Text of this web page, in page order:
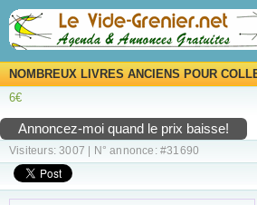
NOMBREUX LIVRES ANCIENS POUR
6€
Annoncez-moi quand le prix baisse!
Visiteurs: 3007 | N° annonce: #31690